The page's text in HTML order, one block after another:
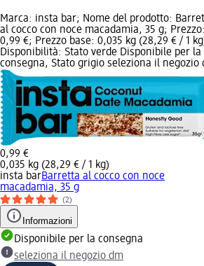
Marca: insta bar; Nome del prodotto:
al cocco con noce macadamia, 35 g; Prezzo:
0,99 €; Prezzo base: 0,035 kg (28,29 € / 1
Disponibilità: Stato verde Disponibile per la
consegna, Stato grigio seleziona il negozio
0,99 €
0,035 kg (28,29 € / 1 kg)
insta barBarretta al cocco con noce
macadamia, 35 g
(2)
Informazioni
Disponibile per la consegna
seleziona il negozio dm